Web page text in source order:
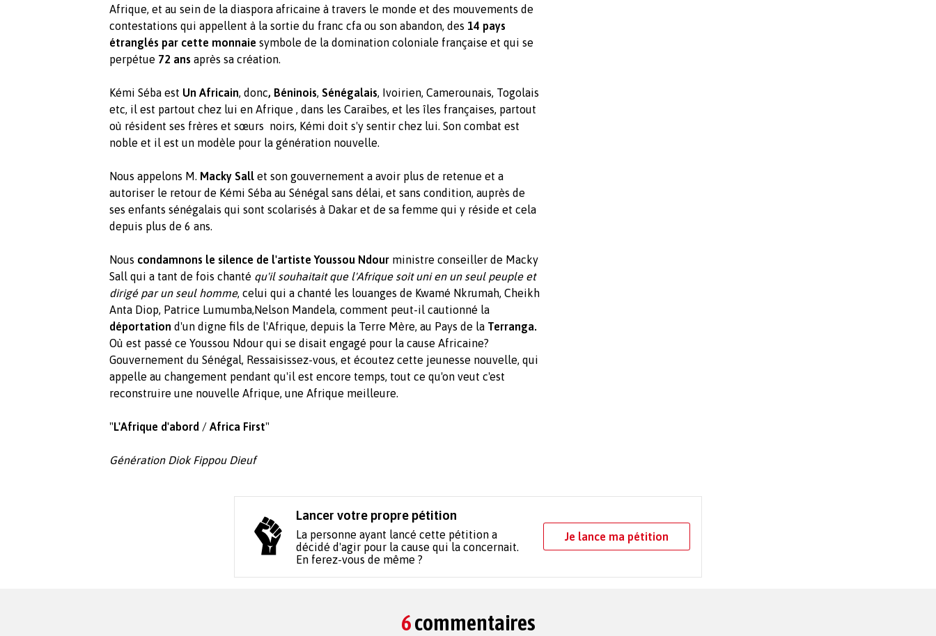
Afrique, et au sein de la diaspora africaine à travers le monde et des mouvements de
contestations qui appellent à la sortie du franc cfa ou son abandon, des 14 pays
étranglés par cette monnaie symbole de la domination coloniale française et qui se
perpétue 72 ans après sa création.
Kémi Séba est Un Africain, donc, Béninois, Sénégalais, Ivoirien, Camerounais, Togolais
etc, il est partout chez lui en Afrique , dans les Caraïbes, et les îles françaises, partout
où résident ses frères et sœurs noirs, Kémi doit s'y sentir chez lui. Son combat est
noble et il est un modèle pour la génération nouvelle.
Nous appelons M. Macky Sall et son gouvernement a avoir plus de retenue et a
autoriser le retour de Kémi Séba au Sénégal sans délai, et sans condition, auprès de
ses enfants sénégalais qui sont scolarisés à Dakar et de sa femme qui y réside et cela
depuis plus de 6 ans.
Nous condamnons le silence de l'artiste Youssou Ndour ministre conseiller de Macky
Sall qui a tant de fois chanté qu'il souhaitait que l'Afrique soit uni en un seul peuple et
dirigé par un seul homme, celui qui a chanté les louanges de Kwamé Nkrumah, Cheikh
Anta Diop, Patrice Lumumba,Nelson Mandela, comment peut-il cautionné la
déportation d'un digne fils de l'Afrique, depuis la Terre Mère, au Pays de la Terranga.
Où est passé ce Youssou Ndour qui se disait engagé pour la cause Africaine?
Gouvernement du Sénégal, Ressaisissez-vous, et écoutez cette jeunesse nouvelle, qui
appelle au changement pendant qu'il est encore temps, tout ce qu'on veut c'est
reconstruire une nouvelle Afrique, une Afrique meilleure.
"L'Afrique d'abord / Africa First"
Génération Diok Fippou Dieuf
Lancer votre propre pétition
La personne ayant lancé cette pétition a
décidé d'agir pour la cause qui la concernait.
En ferez-vous de même ?
Je lance ma pétition
6commentaires